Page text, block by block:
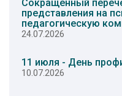
Сокращенный
представления на
педагогическую
24.07.2026
11 июля - День
10.07.2026